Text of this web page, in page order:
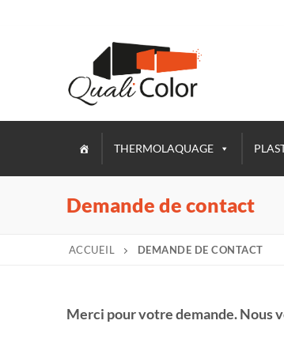
THERMOLAQUAGE
Demande de contact
ACCUEIL DEMANDE DE CONTACT
Merci pour votre demande. Nous